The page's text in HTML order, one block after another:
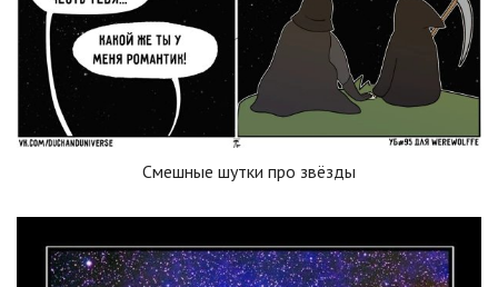
Смешные шутки про звёзды